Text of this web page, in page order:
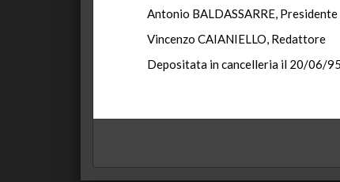
Antonio BALDASSARRE, Presidente
Vincenzo CAIANIELLO, Redattore
Depositata in cancelleria il 20/06/